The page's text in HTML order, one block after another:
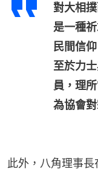
對大相
是一種
民間信
至於力
員，理
為協會
此外，八角理事